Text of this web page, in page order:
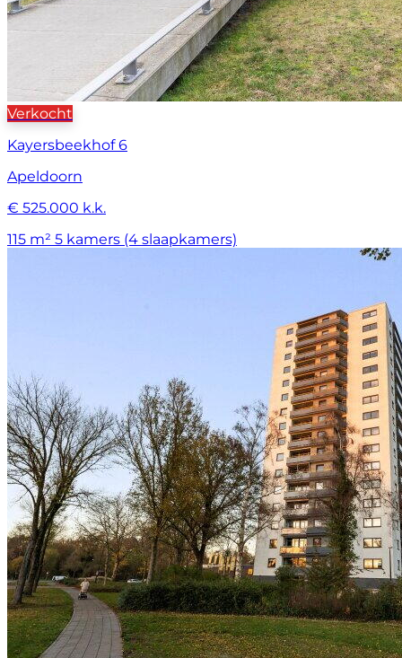
Verkocht
Kayersbeekhof 6
Apeldoorn
€ 525.000 k.k.
115 m² 5 kamers (4 slaapkamers)